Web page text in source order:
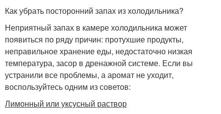
Как убрать посторонний запах из холодильника?
Неприятный запах в камере холодильника может
появиться по ряду причин: протухшие продукты,
неправильное хранение еды, недостаточно низкая
температура, засор в дренажной системе. Если вы
устранили все проблемы, а аромат не уходит,
воспользуйтесь одним из советов:
Лимонный или уксусный раствор